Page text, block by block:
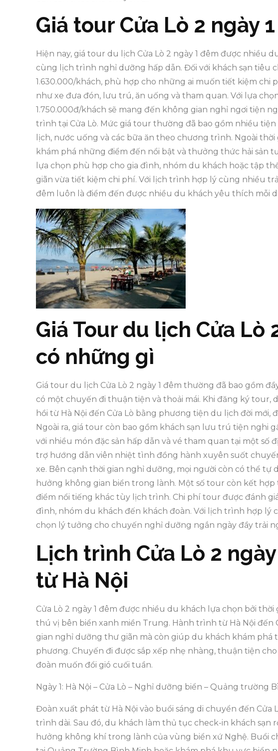
Giá tour Cửa Lò 2 ngày
Hiện nay, giá tour du lịch Cửa Lò 2 ngày 1 đêm được nhiều
cùng lịch trình nghỉ dưỡng hấp dẫn. Đối với khách sạn tiêu
1.630.000/khách, phù hợp cho những ai muốn tiết kiệm chi
như xe đưa đón, lưu trú, ăn uống và tham quan. Với lựa
1.750.000đ/khách sẽ mang đến không gian nghỉ ngơi tiện
trình tại Cửa Lò. Mức giá tour thường đã bao gồm nhiều
lịch, nước uống và các bữa ăn theo chương trình. Ngoài
khám phá những điểm đến nổi bật và thưởng thức hải sản
lựa chọn phù hợp cho gia đình, nhóm du khách hoặc tập
giãn vừa tiết kiệm chi phí. Với lịch trình hợp lý cùng nhiều
đêm luôn là điểm đến được nhiều du khách yêu thích mỗi
Giá Tour du lịch Cửa Lò
có những gì
Giá tour du lịch Cửa Lò 2 ngày 1 đêm thường đã bao gồm
có một chuyến đi thuận tiện và thoải mái. Khi đăng ký tour,
hồi từ Hà Nội đến Cửa Lò bằng phương tiện du lịch đời
Ngoài ra, giá tour còn bao gồm khách sạn lưu trú tiện nghi
với nhiều món đặc sản hấp dẫn và vé tham quan tại một số
trợ hướng dẫn viên nhiệt tình đồng hành xuyên suốt
xe. Bên cạnh thời gian nghỉ dưỡng, mọi người còn có thể tự
hưởng không gian biển trong lành. Một số tour còn kết hợp
điểm nổi tiếng khác tùy lịch trình. Chi phí tour được đánh
đình, nhóm du khách đến khách đoàn. Với lịch trình hợp lý
chọn lý tưởng cho chuyến nghỉ dưỡng ngắn ngày đầy trải
Lịch trình Cửa Lò 2
từ Hà Nội
Cửa Lò 2 ngày 1 đêm được nhiều du khách lựa chọn bởi
thú vị bên biển xanh miền Trung. Hành trình từ Hà Nội đến
gian nghỉ dưỡng thư giãn mà còn giúp du khách khám phá
phương. Chuyến đi được sắp xếp nhẹ nhàng, thuận tiện
đoàn muốn đổi gió cuối tuần.
Ngày 1: Hà Nội – Cửa Lò – Nghỉ dưỡng biển – Quảng trường
Đoàn xuất phát từ Hà Nội vào buổi sáng di chuyển đến Cửa
trình dài. Sau đó, du khách làm thủ tục check-in khách sạn
hưởng không khí trong lành của vùng biển xứ Nghệ. Buổi